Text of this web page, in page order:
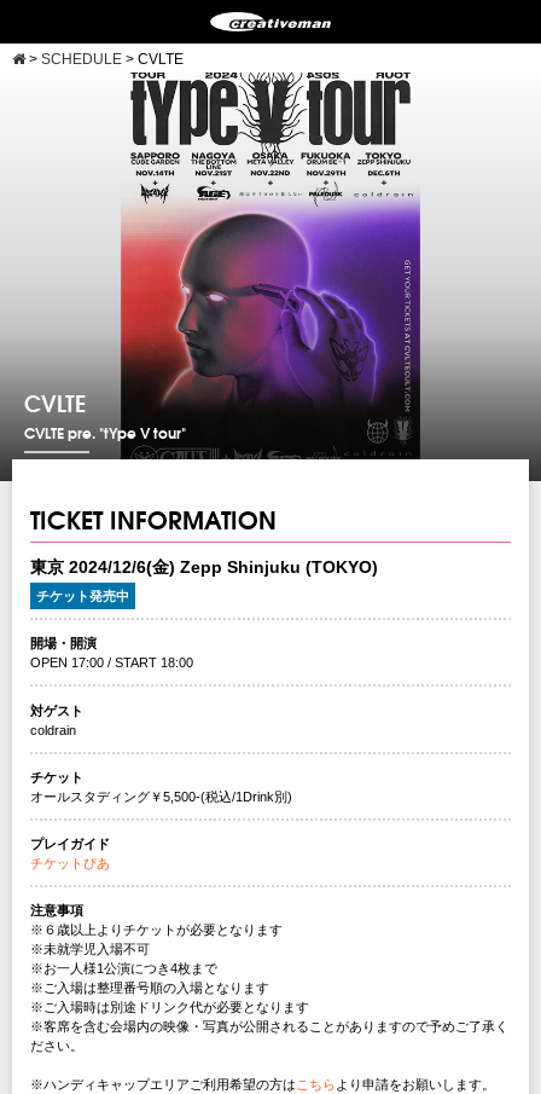
> SCHEDULE > CVLTE
CVLTE
CVLTE pre. "tYpe V tour"
TICKET INFORMATION
東京 2024/12/6(金) Zepp Shinjuku (TOKYO)
チケット発売中
開場・開演
OPEN 17:00 / START 18:00
対ゲスト
coldrain
チケット
オールスタディング￥5,500-(税込/1Drink別)
プレイガイド
チケットぴあ
注意事項
※６歳以上よりチケットが必要となります
※未就学児入場不可
※お一人様1公演につき4枚まで
※ご入場は整理番号順の入場となります
※ご入場時は別途ドリンク代が必要となります
※客席を含む会場内の映像・写真が公開されることがありますので予めご了承く
ださい。
※ハンディキャップエリアご利用希望の方は こちら より申請をお願いします。